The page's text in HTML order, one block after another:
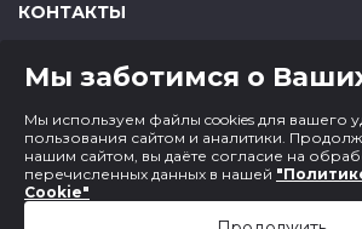
КОНТАКТЫ
650000 ,г. Кемерово,ул. Мичурина, д.13
paper@cf1.ru
Мы заботимся о
Мы используем файлы cookies для вашего
пользования сайтом и аналитики.
нашим сайтом, вы даёте согласие на
перечисленных данных в нашей
Cookie"